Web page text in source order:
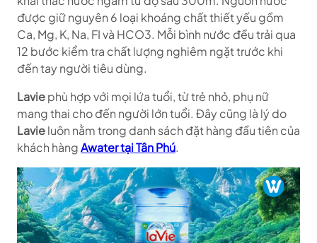
được giữ nguyên 6 loại khoáng chất thiết yếu gồm
Ca, Mg, K, Na, FI và HCO3. Mỗi bình nước đều trải qua
12 bước kiểm tra chất lượng nghiêm ngặt trước khi
đến tay người tiêu dùng.
Laviephù hợp với mọi lứa tuổi, từ trẻ nhỏ, phụ nữ
mang thai cho đến người lớn tuổi. Đây cũng là lý do
Lavieluôn nằm trong danh sách đặt hàng đầu tiên của
khách hàngAwater tại Tân Phú.